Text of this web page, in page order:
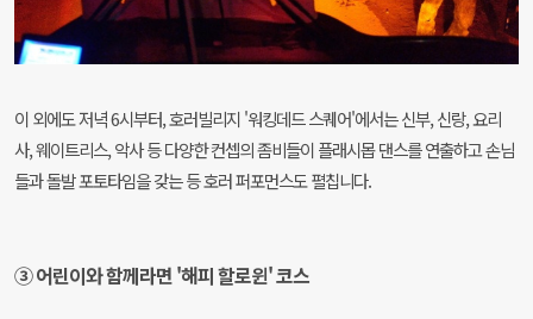
이 외에도 저녁 6시부터, 호러빌리지 '워킹데드 스퀘어'에서는 신부, 신랑, 요리
사, 웨이트리스, 악사 등 다양한 컨셉의 좀비들이 플래시몹 댄스를 연출하고 손님
들과 돌발 포토타임을 갖는 등 호러 퍼포먼스도 펼칩니다.
③ 어린이와 함께라면 '해피 할로윈' 코스